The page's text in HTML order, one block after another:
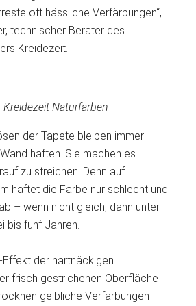
oft hässliche Verfärbungen“,
technischer Berater des
Kreidezeit.
Kreidezeit Naturfarben
der Tapete bleiben immer
haften. Sie machen es
zu streichen. Denn auf
haftet die Farbe nur schlecht und
– wenn nicht gleich, dann unter
bis fünf Jahren.
der hartnäckigen
frisch gestrichenen Oberfläche
gelbliche Verfärbungen